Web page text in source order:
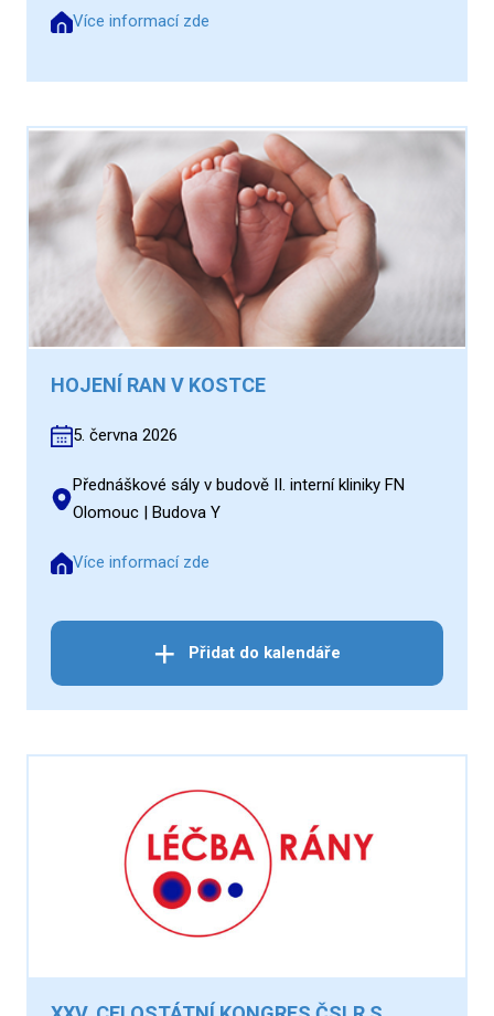
Více informací zde
HOJENÍ RAN V KOSTCE
5. června 2026
Přednáškové sály v budově II. interní kliniky FN
Olomouc | Budova Y
Více informací zde
Přidat do kalendáře